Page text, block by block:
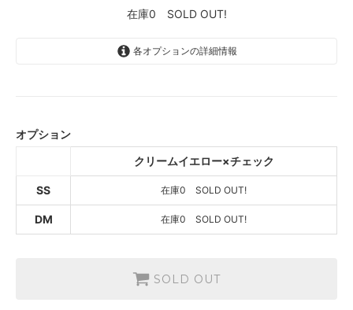
在庫0 SOLD OUT!
各オプションの詳細情報
SOLD OUT
在庫0 SOLD OUT!
オプション
クリームイエロー×チェック
SS 在庫0 SOLD OUT!
DM 在庫0 SOLD OUT!
SOLD OUT